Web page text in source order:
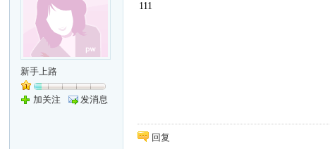
新手上路
加关注 发消息
111
回复